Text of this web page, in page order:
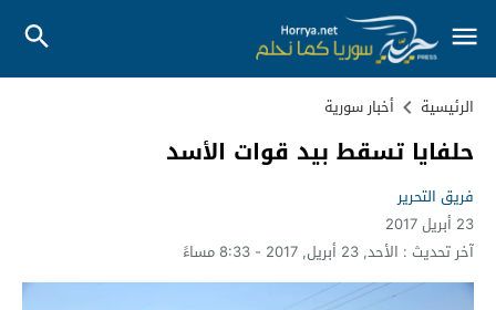
الرئيسية أخبار سورية
حلفايا تسقط بيد قوات الأسد
فريق التحرير
23 أبريل 2017
آخر تحديث : الأحد, 23 أبريل, 2017 - 8:33 مساءً